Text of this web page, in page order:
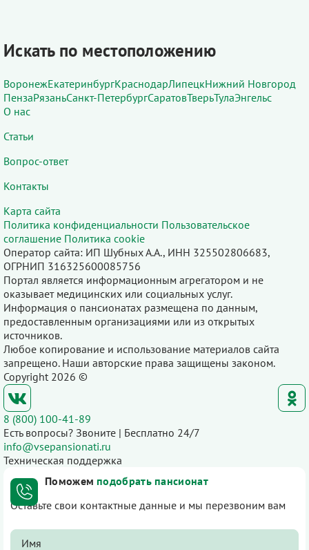
Искать по местоположению
ВоронежЕкатеринбургКраснодарЛипецкНижний Новгород
ПензаРязаньСанкт-ПетербургСаратовТверьТулаЭнгельс
О нас
Статьи
Вопрос-ответ
Контакты
Карта сайта
Политика конфиденциальности Пользовательское
соглашение Политика cookie
Оператор сайта: ИП Шубных А.А., ИНН 325502806683,
ОГРНИП 316325600085756
Портал является информационным агрегатором и не
оказывает медицинских или социальных услуг.
Информация о пансионатах размещена по данным,
предоставленным организациями или из открытых
источников.
Любое копирование и использование материалов сайта
запрещено. Наши авторские права защищены законом.
Copyright 2026 ©
8 (800) 100-41-89
Есть вопросы? Звоните | Бесплатно 24/7
info@vsepansionati.ru
Техническая поддержка
Поможем подобрать пансионат
Оставьте свои контактные данные и мы перезвоним вам